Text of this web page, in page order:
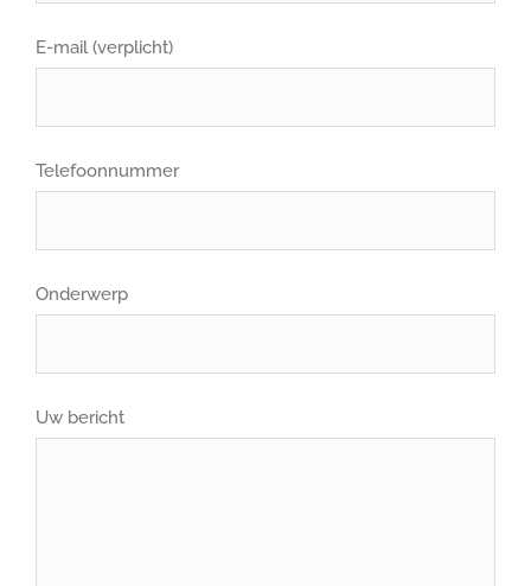
E-mail (verplicht)
Telefoonnummer
Onderwerp
Uw bericht